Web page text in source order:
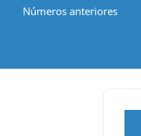
Números anteriores